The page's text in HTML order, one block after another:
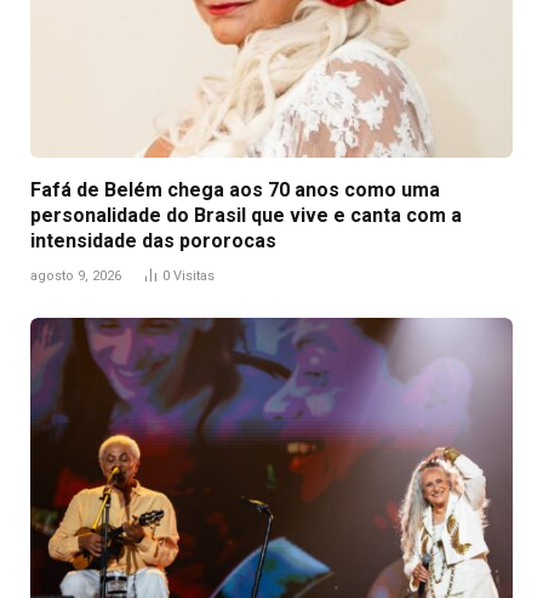
Fafá de Belém chega aos 70 anos como uma
personalidade do Brasil que vive e canta com a
intensidade das pororocas
agosto 9, 2026 0 Visitas